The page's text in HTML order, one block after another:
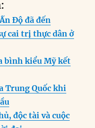
e
g
r
a
n
t
re
Độ đã đến
cai trị thực dân ở
bình kiểu Mỹ kết
Trung Quốc khi
độc tài và cuộc